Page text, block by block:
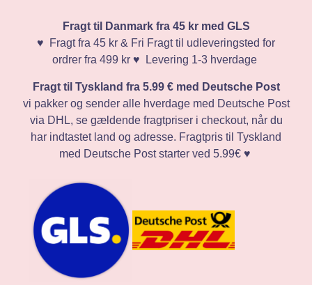
Fragt til Danmark fra 45 kr med GLS
♥️ Fragt fra 45 kr & Fri Fragt til udleveringsted for
ordrer fra 499 kr ♥️ Levering 1-3 hverdage
Fragt til Tyskland fra 5.99 € med Deutsche Post
vi pakker og sender alle hverdage med Deutsche Post
via DHL, se gældende fragtpriser i checkout, når du
har indtastet land og adresse. Fragtpris til Tyskland
med Deutsche Post starter ved 5.99€ ♥️